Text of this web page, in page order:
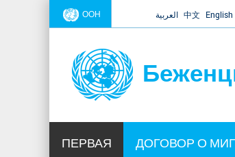
ООН العربية 中文 English
ПЕРВАЯ ДОГОВОР О